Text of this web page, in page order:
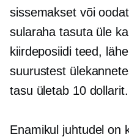
sissemakset või
sularaha tasuta üle
kiirdeposiidi teed,
suurustest
tasu ületab 10 dollarit.
Enamikul juhtudel on